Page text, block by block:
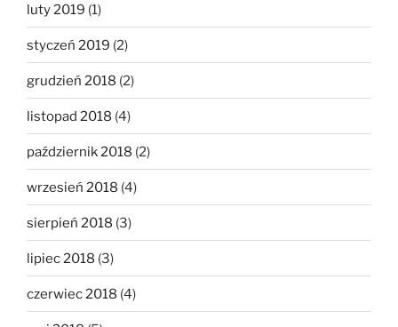
luty 2019 (1)
styczeń 2019 (2)
grudzień 2018 (2)
listopad 2018 (4)
październik 2018 (2)
wrzesień 2018 (4)
sierpień 2018 (3)
lipiec 2018 (3)
czerwiec 2018 (4)